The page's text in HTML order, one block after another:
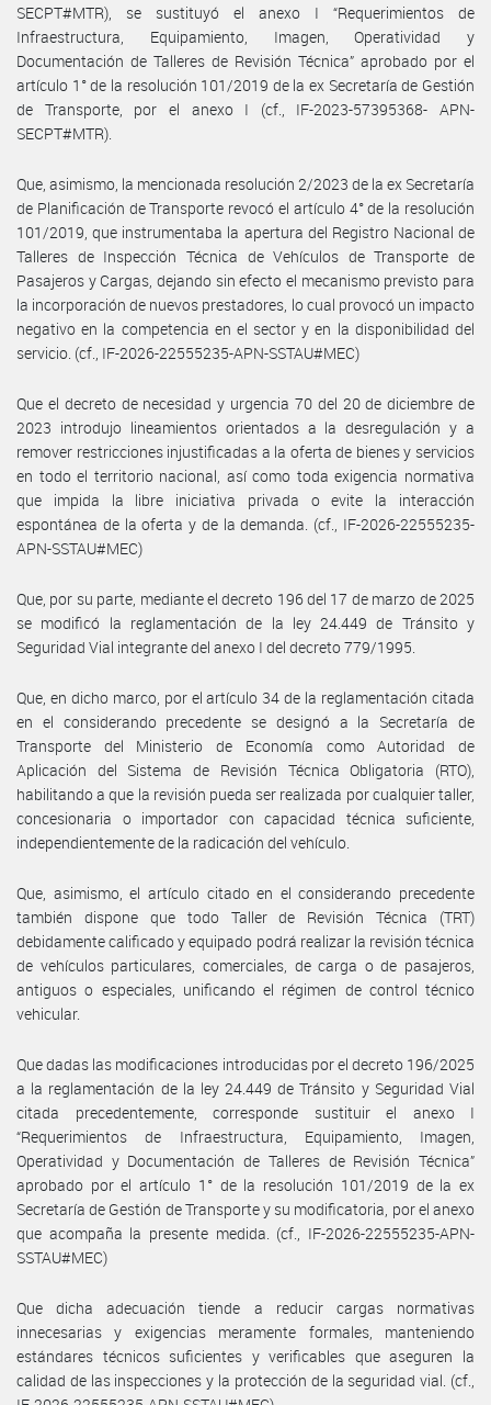
SECPT#MTR), se sustituyó el anexo I “Requerimientos de
Infraestructura, Equipamiento, Imagen, Operatividad y
Documentación de Talleres de Revisión Técnica” aprobado por el
artículo 1° de la resolución 101/2019 de la ex Secretaría de Gestión
de Transporte, por el anexo I (cf., IF-2023-57395368- APN-
SECPT#MTR).
Que, asimismo, la mencionada resolución 2/2023 de la ex Secretaría
de Planificación de Transporte revocó el artículo 4° de la resolución
101/2019, que instrumentaba la apertura del Registro Nacional de
Talleres de Inspección Técnica de Vehículos de Transporte de
Pasajeros y Cargas, dejando sin efecto el mecanismo previsto para
la incorporación de nuevos prestadores, lo cual provocó un impacto
negativo en la competencia en el sector y en la disponibilidad del
servicio. (cf., IF-2026-22555235-APN-SSTAU#MEC)
Que el decreto de necesidad y urgencia 70 del 20 de diciembre de
2023 introdujo lineamientos orientados a la desregulación y a
remover restricciones injustificadas a la oferta de bienes y servicios
en todo el territorio nacional, así como toda exigencia normativa
que impida la libre iniciativa privada o evite la interacción
espontánea de la oferta y de la demanda. (cf., IF-2026-22555235-
APN-SSTAU#MEC)
Que, por su parte, mediante el decreto 196 del 17 de marzo de 2025
se modificó la reglamentación de la ley 24.449 de Tránsito y
Seguridad Vial integrante del anexo I del decreto 779/1995.
Que, en dicho marco, por el artículo 34 de la reglamentación citada
en el considerando precedente se designó a la Secretaría de
Transporte del Ministerio de Economía como Autoridad de
Aplicación del Sistema de Revisión Técnica Obligatoria (RTO),
habilitando a que la revisión pueda ser realizada por cualquier taller,
concesionaria o importador con capacidad técnica suficiente,
independientemente de la radicación del vehículo.
Que, asimismo, el artículo citado en el considerando precedente
también dispone que todo Taller de Revisión Técnica (TRT)
debidamente calificado y equipado podrá realizar la revisión técnica
de vehículos particulares, comerciales, de carga o de pasajeros,
antiguos o especiales, unificando el régimen de control técnico
vehicular.
Que dadas las modificaciones introducidas por el decreto 196/2025
a la reglamentación de la ley 24.449 de Tránsito y Seguridad Vial
citada precedentemente, corresponde sustituir el anexo I
“Requerimientos de Infraestructura, Equipamiento, Imagen,
Operatividad y Documentación de Talleres de Revisión Técnica”
aprobado por el artículo 1° de la resolución 101/2019 de la ex
Secretaría de Gestión de Transporte y su modificatoria, por el anexo
que acompaña la presente medida. (cf., IF-2026-22555235-APN-
SSTAU#MEC)
Que dicha adecuación tiende a reducir cargas normativas
innecesarias y exigencias meramente formales, manteniendo
estándares técnicos suficientes y verificables que aseguren la
calidad de las inspecciones y la protección de la seguridad vial. (cf.,